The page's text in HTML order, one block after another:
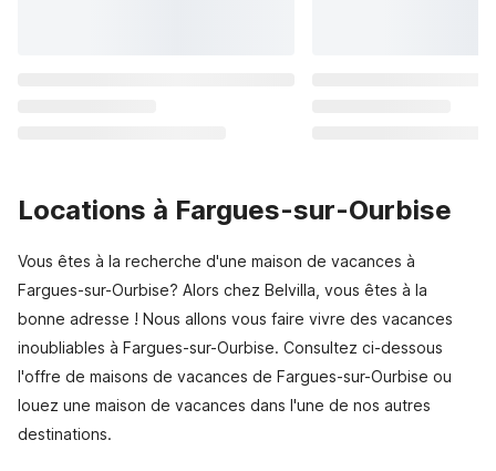
Locations à Fargues-sur-Ourbise
Vous êtes à la recherche d'une maison de vacances à
Fargues-sur-Ourbise? Alors chez Belvilla, vous êtes à la
bonne adresse ! Nous allons vous faire vivre des vacances
inoubliables à Fargues-sur-Ourbise. Consultez ci-dessous
l'offre de maisons de vacances de Fargues-sur-Ourbise ou
louez une maison de vacances dans l'une de nos autres
destinations.